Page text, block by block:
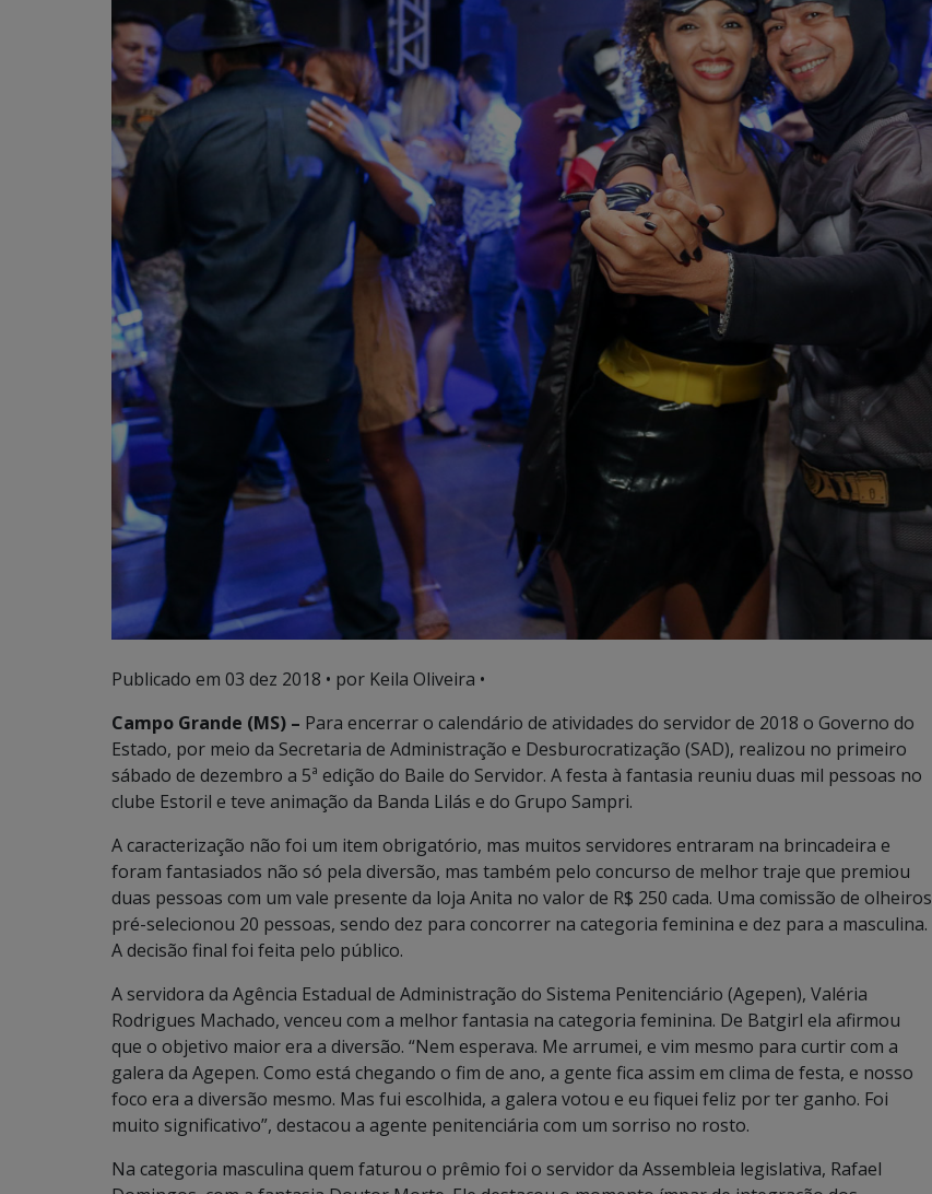
Publicado em 03 dez 2018 • por Keila Oliveira •
Campo Grande (MS) – Para encerrar o calendário de atividades do servidor de 2018 o Governo do
Estado, por meio da Secretaria de Administração e Desburocratização (SAD), realizou no primeiro
sábado de dezembro a 5ª edição do Baile do Servidor. A festa à fantasia reuniu duas mil pessoas no
clube Estoril e teve animação da Banda Lilás e do Grupo Sampri.
A caracterização não foi um item obrigatório, mas muitos servidores entraram na brincadeira e
foram fantasiados não só pela diversão, mas também pelo concurso de melhor traje que premiou
duas pessoas com um vale presente da loja Anita no valor de R$ 250 cada. Uma comissão de olheiros
pré-selecionou 20 pessoas, sendo dez para concorrer na categoria feminina e dez para a masculina.
A decisão final foi feita pelo público.
A servidora da Agência Estadual de Administração do Sistema Penitenciário (Agepen), Valéria
Rodrigues Machado, venceu com a melhor fantasia na categoria feminina. De Batgirl ela afirmou
que o objetivo maior era a diversão. “Nem esperava. Me arrumei, e vim mesmo para curtir com a
galera da Agepen. Como está chegando o fim de ano, a gente fica assim em clima de festa, e nosso
foco era a diversão mesmo. Mas fui escolhida, a galera votou e eu fiquei feliz por ter ganho. Foi
muito significativo”, destacou a agente penitenciária com um sorriso no rosto.
Na categoria masculina quem faturou o prêmio foi o servidor da Assembleia legislativa, Rafael